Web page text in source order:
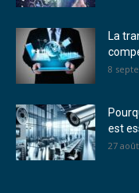
La
8
est
27